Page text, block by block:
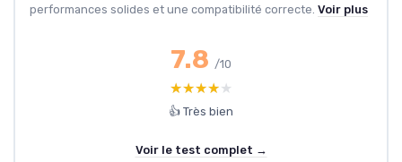
performances solides et une compatibilité correcte. Voir plus
7.8 /10
★★★★★
★★★★★
👍 Très bien
Voir le test complet →